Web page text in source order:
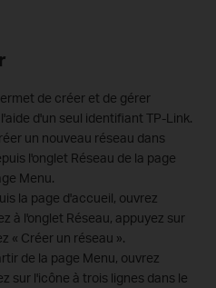
de créer et de gérer
d'un seul identifiant TP-Link.
un nouveau réseau dans
l'onglet Réseau de la page
Menu.
la page d'accueil, ouvrez
à l'onglet Réseau, appuyez sur
« Créer un réseau ».
de la page Menu, ouvrez
sur l'icône à trois lignes dans le